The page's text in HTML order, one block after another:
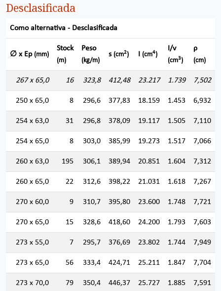
Desclasificada
Como alternativa - Desclasificada
∅ x Ep (mm)
Stock
(m)
Peso
(kg/m)
s (cm2) I (cm4)
I/v
(cm3)
ρ
(cm)
267 x 65,0 16 323,8 412,48 23.217 1.739 7,502
250 x 65,0 8 296,6 377,83 18.159 1.453 6,932
254 x 63,0 31 296,8 378,09 19.117 1.505 7,110
254 x 65,0 8 303,0 385,99 19.273 1.517 7,066
260 x 63,0 195 306,1 389,94 20.851 1.604 7,312
260 x 65,0 22 312,6 398,22 21.031 1.618 7,267
270 x 60,0 9 310,7 395,80 23.600 1.748 7,721
270 x 65,0 15 328,6 418,60 24.200 1.793 7,603
273 x 55,0 7 295,7 376,69 23.802 1.744 7,949
273 x 65,0 56 333,4 424,71 25.211 1.847 7,704
273 x 70,0 79 350,4 446,37 25.727 1.885 7,591